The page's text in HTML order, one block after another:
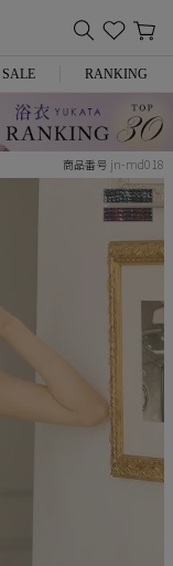
SALE RANKING
商品番号 jn-md018